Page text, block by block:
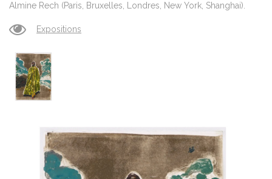
Almine Rech (Paris, Bruxelles, Londres, New York, Shanghai).
Expositions